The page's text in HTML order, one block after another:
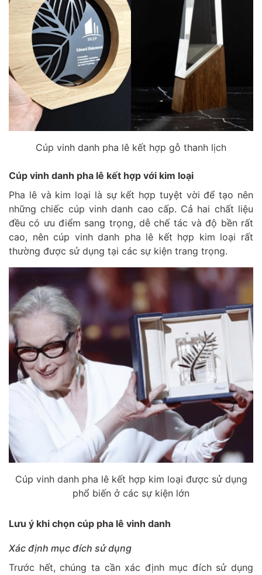
Cúp vinh danh pha lê kết hợp gỗ thanh lịch
Cúp vinh danh pha lê kết hợp với kim loại
Pha lê và kim loại là sự kết hợp tuyệt vời để tạo nên
những chiếc cúp vinh danh cao cấp. Cả hai chất liệu
đều có ưu điểm sang trọng, dễ chế tác và độ bền rất
cao, nên cúp vinh danh pha lê kết hợp kim loại rất
thường được sử dụng tại các sự kiện trang trọng.
Cúp vinh danh pha lê kết hợp kim loại được sử dụng
phổ biến ở các sự kiện lớn
Lưu ý khi chọn cúp pha lê vinh danh
Xác định mục đích sử dụng
Trước hết, chúng ta cần xác định mục đích sử dụng